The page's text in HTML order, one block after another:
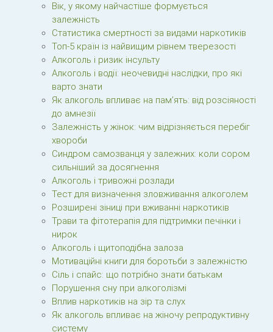
Вік, у якому найчастіше формується
залежність
Статистика смертності за видами наркотиків
Топ-5 країн із найвищим рівнем тверезості
Алкоголь і ризик інсульту
Алкоголь і водії: неочевидні наслідки, про які
варто знати
Як алкоголь впливає на пам’ять: від розсіяності
до амнезії
Залежність у жінок: чим відрізняється перебіг
хвороби
Синдром самозванця у залежних: коли сором
сильніший за досягнення
Алкоголь і тривожні розлади
Тест для визначення зловживання алкоголем
Розширені зіниці при вживанні наркотиків
Трави та фітотерапія для підтримки печінки і
нирок
Алкоголь і щитоподібна залоза
Мотиваційні книги для боротьби з залежністю
Сіль і спайс: що потрібно знати батькам
Порушення сну при алкоголізмі
Вплив наркотиків на зір та слух
Як алкоголь впливає на жіночу репродуктивну
систему